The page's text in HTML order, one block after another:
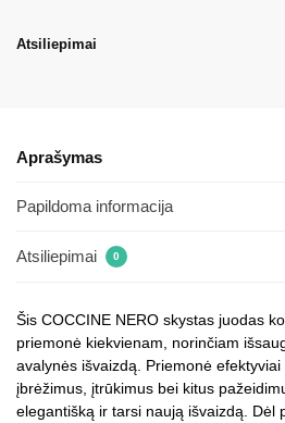
Atsiliepimai
Aprašymas
Papildoma informacija
Atsiliepimai 0
Šis COCCINE NERO skystas juodas
priemonė kiekvienam, norinčiam
avalynės išvaizdą. Priemonė
įbrėžimus, įtrūkimus bei kitus
elegantišką ir tarsi naują išvaizdą. Dėl